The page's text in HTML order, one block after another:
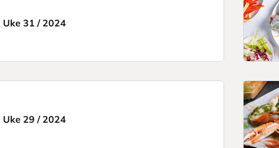
Uke 31 / 2024
Uke 29 / 2024